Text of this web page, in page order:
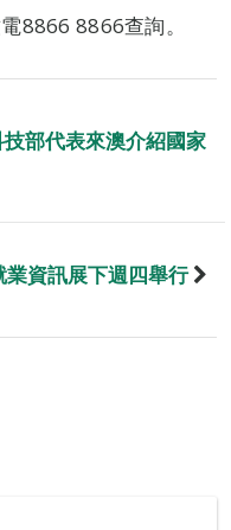
8866 8866查詢。
部代表來澳介紹國家
業資訊展下週四舉行